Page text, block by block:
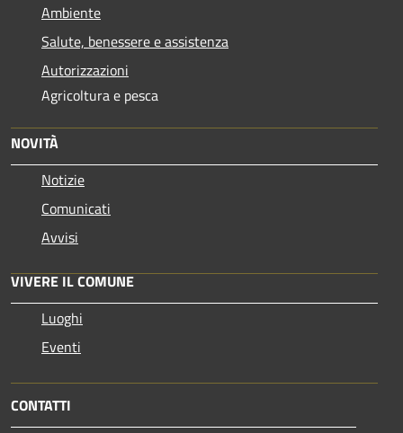
Ambiente
Salute, benessere e assistenza
Autorizzazioni
Agricoltura e pesca
NOVITÀ
Notizie
Comunicati
Avvisi
VIVERE IL COMUNE
Luoghi
Eventi
CONTATTI